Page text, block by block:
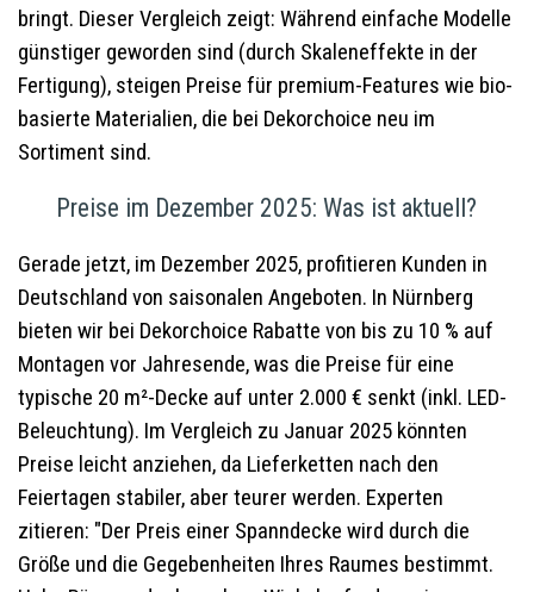
bringt. Dieser Vergleich zeigt: Während einfache Modelle
günstiger geworden sind (durch Skaleneffekte in der
Fertigung), steigen Preise für premium-Features wie bio-
basierte Materialien, die bei Dekorchoice neu im
Sortiment sind.
Preise im Dezember 2025: Was ist aktuell?
Gerade jetzt, im Dezember 2025, profitieren Kunden in
Deutschland von saisonalen Angeboten. In Nürnberg
bieten wir bei Dekorchoice Rabatte von bis zu 10 % auf
Montagen vor Jahresende, was die Preise für eine
typische 20 m²-Decke auf unter 2.000 € senkt (inkl. LED-
Beleuchtung). Im Vergleich zu Januar 2025 könnten
Preise leicht anziehen, da Lieferketten nach den
Feiertagen stabiler, aber teurer werden. Experten
zitieren: "Der Preis einer Spanndecke wird durch die
Größe und die Gegebenheiten Ihres Raumes bestimmt.